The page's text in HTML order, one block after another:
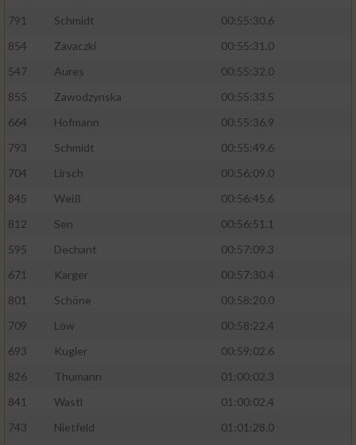
791
Schmidt
00:55:30.6
854
Zavaczki
00:55:31.0
547
Aures
00:55:32.0
855
Zawodzynska
00:55:33.5
664
Hofmann
00:55:36.9
793
Schmidt
00:55:49.6
704
Lirsch
00:56:09.0
845
Weiß
00:56:45.6
812
Sen
00:56:51.1
595
Dechant
00:57:09.3
671
Karger
00:57:30.4
801
Schöne
00:58:20.0
709
Löw
00:58:22.4
693
Kugler
00:59:02.6
826
Thumann
01:00:02.3
841
Wastl
01:00:02.4
743
Nietfeld
01:01:28.0
Notwendig